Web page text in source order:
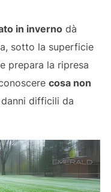
in invernodà
sotto la superficie
prepara la ripresa
cosa non
difficili da